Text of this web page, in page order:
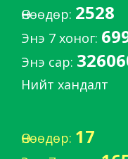
Өнөөдөр: 2528
Энэ 7 хоног:
Энэ сар:
Нийт хандалт
Өнөөдөр: 17